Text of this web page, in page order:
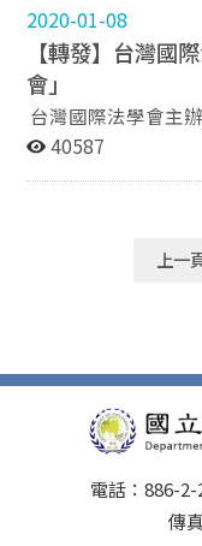
學會秘書長葉國俊
教授，及國關學會
翔博士等與會討論
研究人員等與會。
旨，為非營利之社
以作為提供國內國
網站，http://cht.rocair.org.tw/。
際事務學院連弘宜院長
林炫向主任、連弘
CAPRI研究同仁
2020-01-08
【轉發】台灣國
會」
台灣國際法學會主
午9:30~16:50 於台
40587
上一
電話：886-
傳